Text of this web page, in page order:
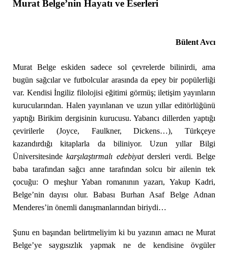
Murat Belge’nin Hayatı ve Eserleri
Bülent Avcı
Murat Belge eskiden sadece sol çevrelerde bilinirdi, ama
bugün sağcılar ve futbolcular arasında da epey bir popülerliği
var. Kendisi İngiliz filolojisi eğitimi görmüş; iletişim yayınların
kurucularından. Halen yayınlanan ve uzun yıllar editörlüğünü
yaptığı Birikim dergisinin kurucusu. Yabancı dillerden yaptığı
çevirilerle (Joyce, Faulkner, Dickens…), Türkçeye
kazandırdığı kitaplarla da biliniyor. Uzun yıllar Bilgi
Üniversitesindekarşılaştırmalı edebiyatdersleri verdi. Belge
baba tarafından sağcı anne tarafından solcu bir ailenin tek
çocuğu: O meşhur Yaban romanının yazarı, Yakup Kadri,
Belge’nin dayısı olur. Babası Burhan Asaf Belge Adnan
Menderes’in önemli danışmanlarından biriydi…
Şunu en başından belirtmeliyim ki bu yazının amacı ne Murat
Belge’ye saygısızlık yapmak ne de kendisine övgüler